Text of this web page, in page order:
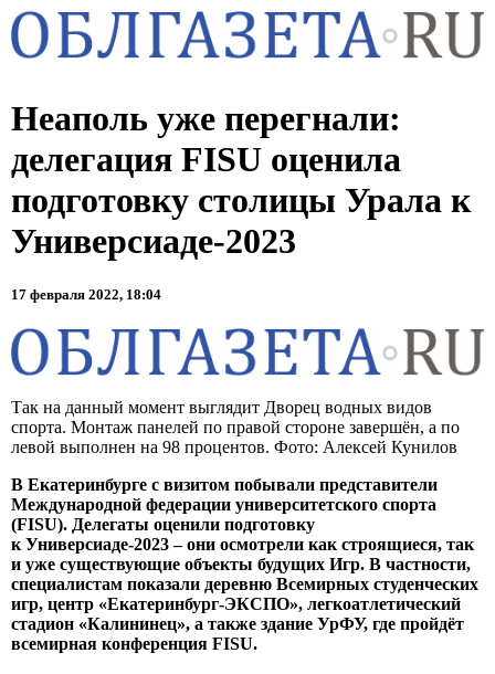
Неаполь уже перегнали:
делегация FISU оценила
подготовку столицы Урала к
Универсиаде-2023
17 февраля 2022, 18:04
Так на данный момент выглядит Дворец водных видов
спорта. Монтаж панелей по правой стороне завершён, а по
левой выполнен на 98 процентов. Фото: Алексей Кунилов
В Екатеринбурге с визитом побывали представители
Международной федерации университетского спорта
(FISU). Делегаты оценили подготовку
к Универсиаде-2023 – они осмотрели как строящиеся, так
и уже существующие объекты будущих Игр. В частности,
специалистам показали деревню Всемирных студенческих
игр, центр «Екатеринбург-ЭКСПО», легкоатлетический
стадион «Калининец», а также здание УрФУ, где пройдёт
всемирная конференция FISU.